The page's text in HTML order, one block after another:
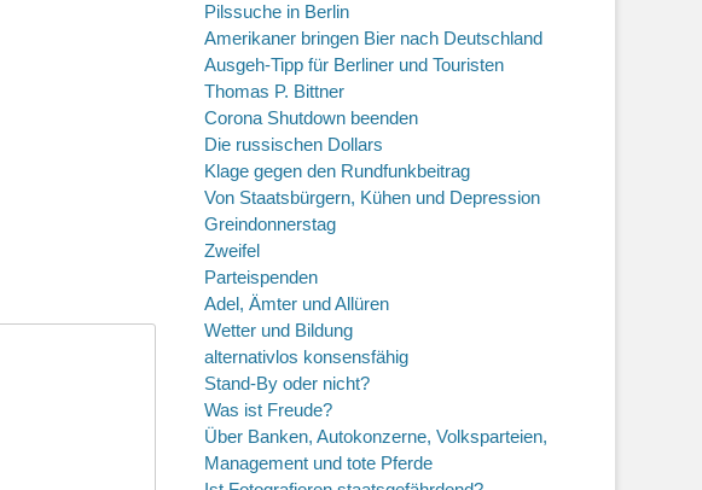
Pilssuche in Berlin
Amerikaner bringen Bier nach Deutschland
Ausgeh-Tipp für Berliner und Touristen
Thomas P. Bittner
Corona Shutdown beenden
Die russischen Dollars
Klage gegen den Rundfunkbeitrag
Von Staatsbürgern, Kühen und Depression
Greindonnerstag
Zweifel
Parteispenden
Adel, Ämter und Allüren
Wetter und Bildung
alternativlos konsensfähig
Stand-By oder nicht?
Was ist Freude?
Über Banken, Autokonzerne, Volksparteien,
Management und tote Pferde